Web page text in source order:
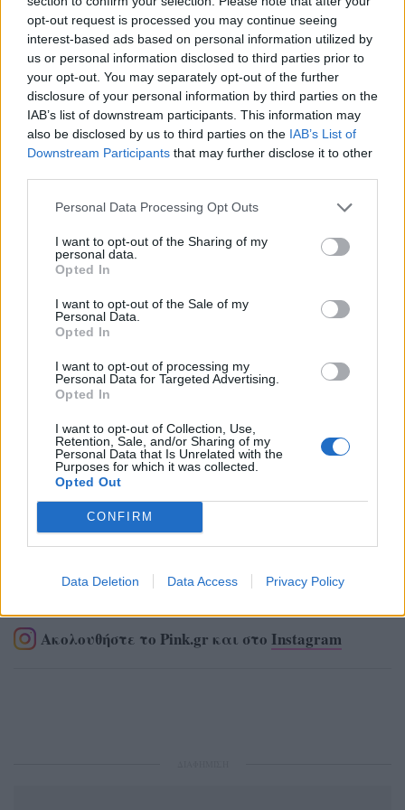
opt-out request is processed you may continue seeing
interest-based ads based on personal information utilized by
us or personal information disclosed to third parties prior to
your opt-out. You may separately opt-out of the further
disclosure of your personal information by third parties on the
IAB’s list of downstream participants. This information may
also be disclosed by us to third parties on the IAB’s List of
Downstream Participants that may further disclose it to other
Personal Data Processing Opt Outs
I want to opt-out of the Sharing of my
personal data.
Opted In
I want to opt-out of the Sale of my
Personal Data.
Opted In
I want to opt-out of processing my
Personal Data for Targeted Advertising.
Opted In
I want to opt-out of Collection, Use,
Retention, Sale, and/or Sharing of my
Personal Data that Is Unrelated with the
Purposes for which it was collected.
Opted Out
CONFIRM
Data Deletion Data Access Privacy Policy
αποτελούν ένα από τα πιο διάσημα γκέι ζευγάρια
στη βιομηχανία του θεάματος.
[ΠΗΓΗ]
ΔΙΑΦΗΜΙΣΗ
Ακολουθήστε το Pink.gr στο Google Newsκαι
Ακολουθήστε το Pink.gr και στο Instagram